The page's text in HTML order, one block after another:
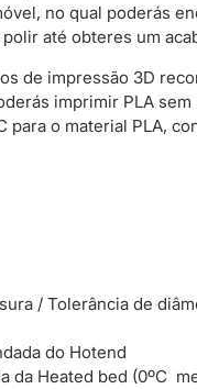
no qual poderás
até obteres um
de impressão 3D
imprimir PLA
para o material PLA,
/ Tolerância de
do Hotend
da Heated bed (0ºC